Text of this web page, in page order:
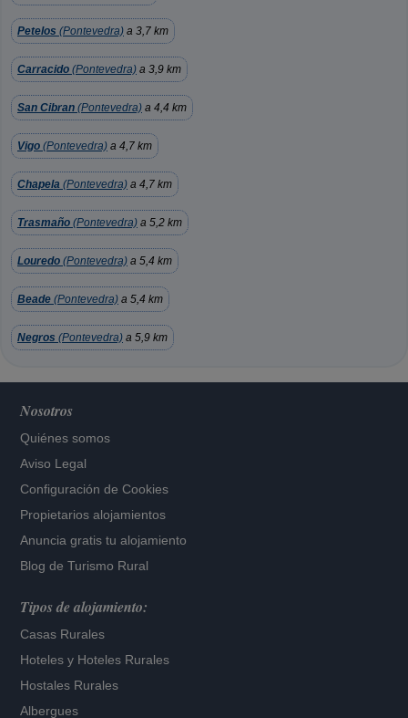
Petelos (Pontevedra) a 3,7 km
Carracido (Pontevedra) a 3,9 km
San Cibran (Pontevedra) a 4,4 km
Vigo (Pontevedra) a 4,7 km
Chapela (Pontevedra) a 4,7 km
Trasmaño (Pontevedra) a 5,2 km
Louredo (Pontevedra) a 5,4 km
Beade (Pontevedra) a 5,4 km
Negros (Pontevedra) a 5,9 km
Nosotros
Quiénes somos
Aviso Legal
Configuración de Cookies
Propietarios alojamientos
Anuncia gratis tu alojamiento
Blog de Turismo Rural
Tipos de alojamiento:
Casas Rurales
Hoteles y Hoteles Rurales
Hostales Rurales
Albergues